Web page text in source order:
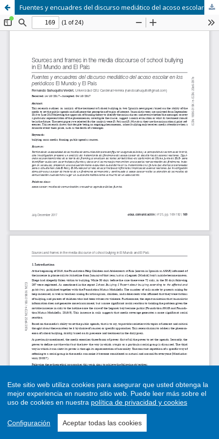
Fuentes y encuadres del discurso mediático del acoso escolar en los periódicos El Mundo y El País
Este sitio web utiliza cookies para asegurar que usted obtenga la
mejor experiencia en nuestro sitio web. Puede leer más sobre el
uso de cookies en nuestra política de privacidad y cookies
Configuración Aceptar todas las cookies